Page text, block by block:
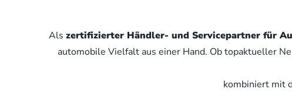
Als zertifizierter Händler- und Servicepartner für
automobile Vielfalt aus einer Hand. Ob topaktueller
kombiniert mit